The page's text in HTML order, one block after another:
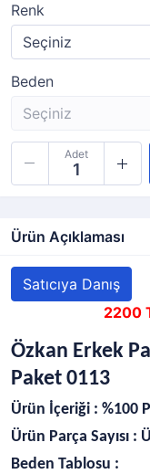
Renk
Beden
Adet
Ürün Açıklaması
Satıcıya Danış
2200 TL
Özkan Erkek
Paket 0113
Ürün İçeriği : %100
Ürün Parça Sayısı
Beden Tablosu :